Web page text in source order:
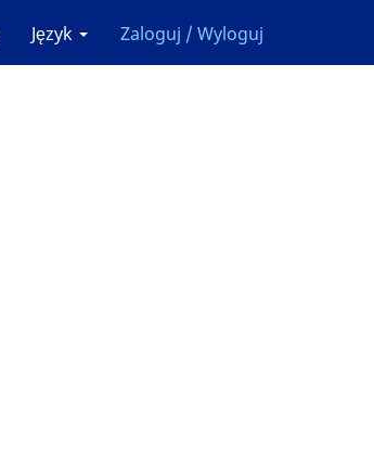
Język Zaloguj / Wyloguj